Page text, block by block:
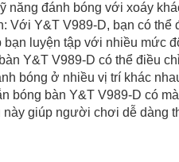
đánh bóng với xoáy
Với Y&T V989-D, bạn có thể
luyện tập với nhiều mức
Y&T V989-D có thể điều
bóng ở nhiều vị trí khác
bóng bàn Y&T V989-D có
giúp người chơi dễ dàng